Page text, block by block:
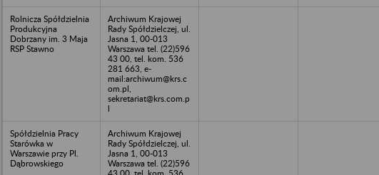
Rolnicza Spółdzielnia
Produkcyjna
Dobrzany im. 3 Maja
RSP Stawno
Archiwum Krajowej
Rady Spółdzielczej, ul.
Jasna 1, 00-013
Warszawa tel. (22)596
43 00, tel. kom. 536
281 663, e-
mail:archiwum@krs.c
om.pl,
sekretariat@krs.com.p
l
Spółdzielnia Pracy
Starówka w
Warszawie przy Pl.
Dąbrowskiego
Archiwum Krajowej
Rady Spółdzielczej, ul.
Jasna 1, 00-013
Warszawa tel. (22)596